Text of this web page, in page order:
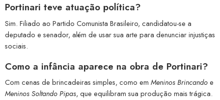
Portinari teve atuação política?
Sim. Filiado ao Partido Comunista Brasileiro, candidatou-se a
deputado e senador, além de usar sua arte para denunciar injustiças
sociais.
Como a infância aparece na obra de Portinari?
Com cenas de brincadeiras simples, como em Meninos Brincandoe
Meninos Soltando Pipas, que equilibram sua produção mais trágica.